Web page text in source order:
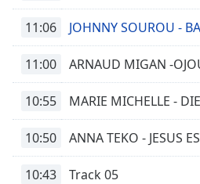
11:06 JOHNNY SOUROU -
11:00 ARNAUD MIGAN -
10:55 MARIE MICHELLE -
10:50 ANNA TEKO - JESUS
10:43 Track 05